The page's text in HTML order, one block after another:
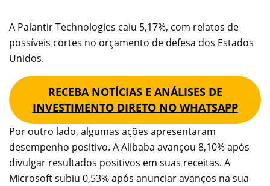
A Palantir Technologies caiu 5,17%, com relatos de
possíveis cortes no orçamento de defesa dos Estados
Unidos.
RECEBA NOTÍCIAS E ANÁLISES DE
INVESTIMENTO DIRETO NO WHATSAPP
Por outro lado, algumas ações apresentaram
desempenho positivo. A Alibaba avançou 8,10% após
divulgar resultados positivos em suas receitas. A
Microsoft subiu 0,53% após anunciar avanços na sua